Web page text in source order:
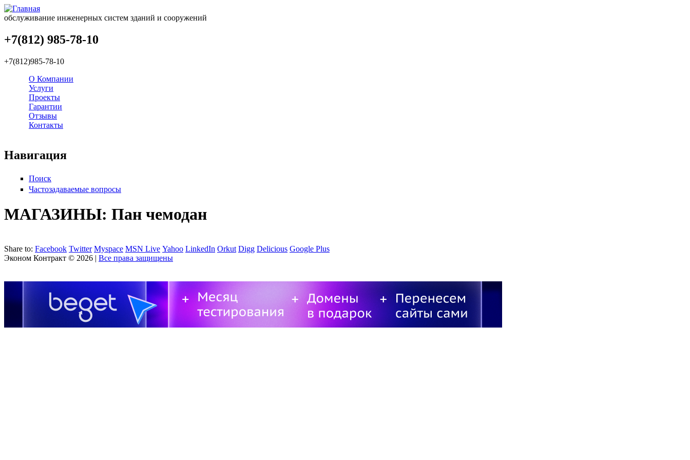
обслуживание инженерных систем зданий и сооружений
+7(812) 985-78-10
+7(812)985-78-10
О Компании
Услуги
Проекты
Гарантии
Отзывы
Контакты
Навигация
Поиск
Частозадаваемые вопросы
МАГАЗИНЫ: Пан чемодан
Share to: Facebook Twitter Myspace MSN Live Yahoo LinkedIn Orkut Digg Delicious Google Plus
Эконом Контракт © 2026 | Все права защищены